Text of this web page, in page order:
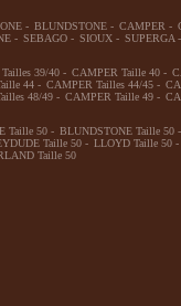
- BLUNDSTONE - CAMPER -
- SEBAGO - SIOUX - SUPERGA -
39/40 - CAMPER Taille 40 -
44 - CAMPER Tailles 44/45 -
48/49 - CAMPER Taille 49 -
Taille 50 - BLUNDSTONE Taille 50 -
Taille 50 - LLOYD Taille 50 -
Taille 50